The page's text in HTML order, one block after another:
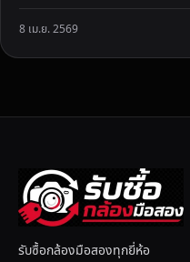
8 เม.ย. 2569
รับซื้อกล้องมือสองทุกยี่ห้อ